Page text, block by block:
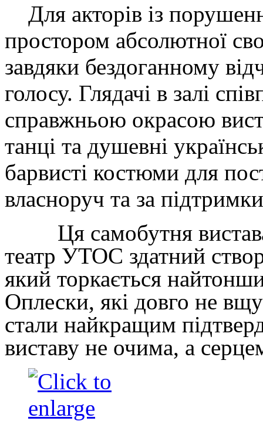
Для акторів із
простором абсолютної
завдяки бездоганному
голосу. Глядачі в залі
справжньою окрасою
танці та душевні
барвисті костюми для
власноруч та за
Ця самобутня вистава
театр УТОС здатний
який торкається
Оплески, які довго не
стали найкращим
виставу не очима, а